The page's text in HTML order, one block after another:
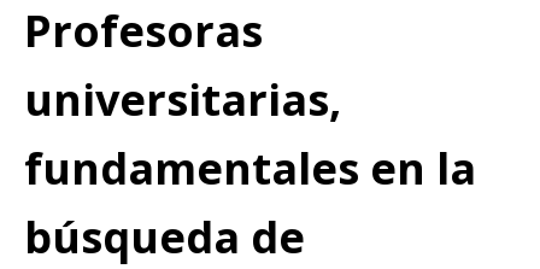
Profesoras
universitarias,
fundamentales en la
búsqueda de